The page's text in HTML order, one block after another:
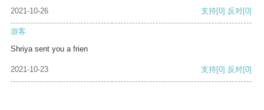
2021-10-26 支持[0] 反对[0]
游客
Shriya sent you a frien
2021-10-23 支持[0] 反对[0]